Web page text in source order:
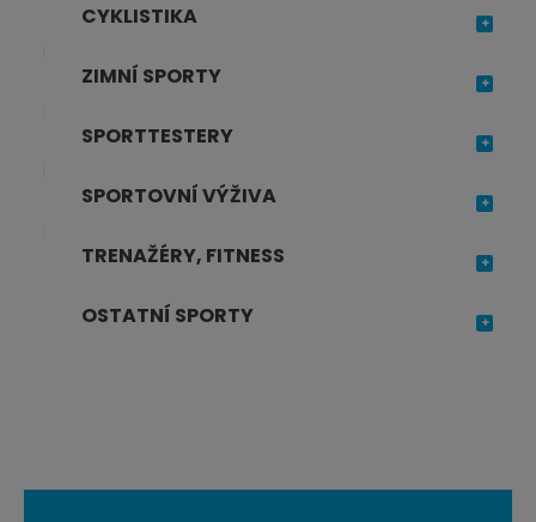
CYKLISTIKA
ZIMNÍ SPORTY
SPORTTESTERY
SPORTOVNÍ VÝŽIVA
TRENAŽÉRY, FITNESS
OSTATNÍ SPORTY